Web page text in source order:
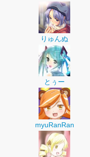
りゅんぬ
とぅー
myuRanRan